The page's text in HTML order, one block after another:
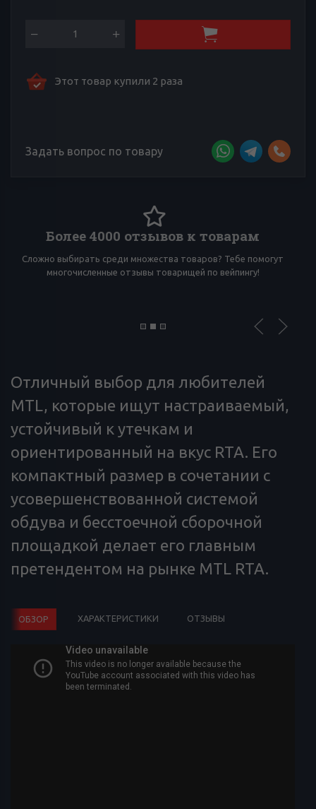
Этот товар купили 2 раза
Задать вопрос по товару
Более 4000 отзывов к товарам
Сложно выбирать среди множества товаров? Тебе помогут
многочисленные отзывы товарищей по вейпингу!
Отличный выбор для любителей
MTL, которые ищут настраиваемый,
устойчивый к утечкам и
ориентированный на вкус RTA. Его
компактный размер в сочетании с
усовершенствованной системой
обдува и бесстоечной сборочной
площадкой делает его главным
претендентом на рынке MTL RTA.
ОБЗОР ХАРАКТЕРИСТИКИ ОТЗЫВЫ